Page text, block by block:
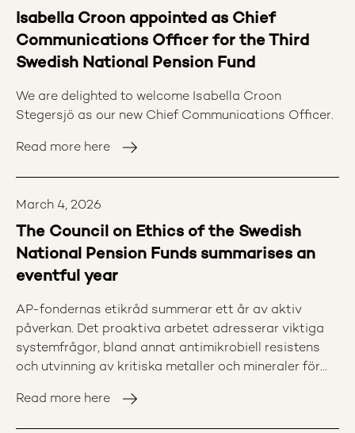
Isabella Croon appointed as Chief
Communications Officer for the Third
Swedish National Pension Fund
We are delighted to welcome Isabella Croon
Stegersjö as our new Chief Communications Officer.
Read more here
March 4, 2026
The Council on Ethics of the Swedish
National Pension Funds summarises an
eventful year
AP-fondernas etikråd summerar ett år av aktiv
påverkan. Det proaktiva arbetet adresserar viktiga
systemfrågor, bland annat antimikrobiell resistens
och utvinning av kritiska metaller och mineraler för
också på fortsatt positiva förflyttningar inom de
Read more here